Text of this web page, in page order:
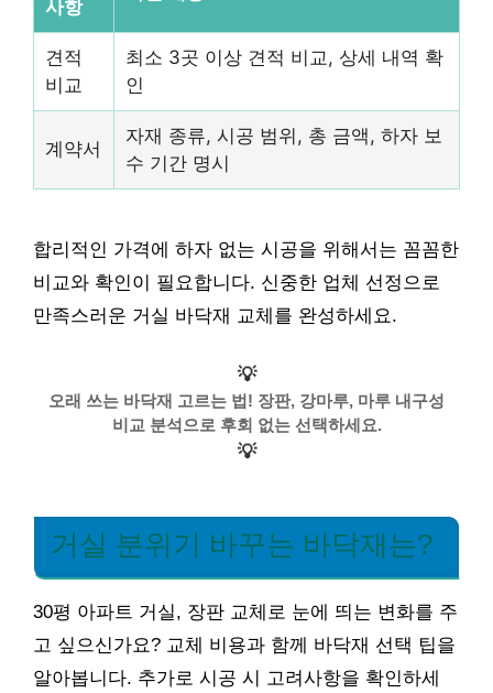
사항
견적
비교
최소 3곳 이상 견적 비교, 상세 내역 확
인
계약서
자재 종류, 시공 범위, 총 금액, 하자 보
수 기간 명시
합리적인 가격에 하자 없는 시공을 위해서는 꼼꼼한
비교와 확인이 필요합니다. 신중한 업체 선정으로
만족스러운 거실 바닥재 교체를 완성하세요.
💡
오래 쓰는 바닥재 고르는 법! 장판, 강마루, 마루 내구성
비교 분석으로 후회 없는 선택하세요.
💡
거실 분위기 바꾸는 바닥재는?
30평 아파트 거실, 장판 교체로 눈에 띄는 변화를 주
고 싶으신가요? 교체 비용과 함께 바닥재 선택 팁을
알아봅니다. 추가로 시공 시 고려사항을 확인하세